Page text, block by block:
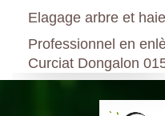
Elagage arbre et
Professionnel en
Curciat Dongalon